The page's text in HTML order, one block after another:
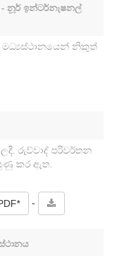
- නූර් ඉන්ටර්නැෂනල්
නිකුත්
රුව්වාද් පරිවර්තන
කර ඇත.
-